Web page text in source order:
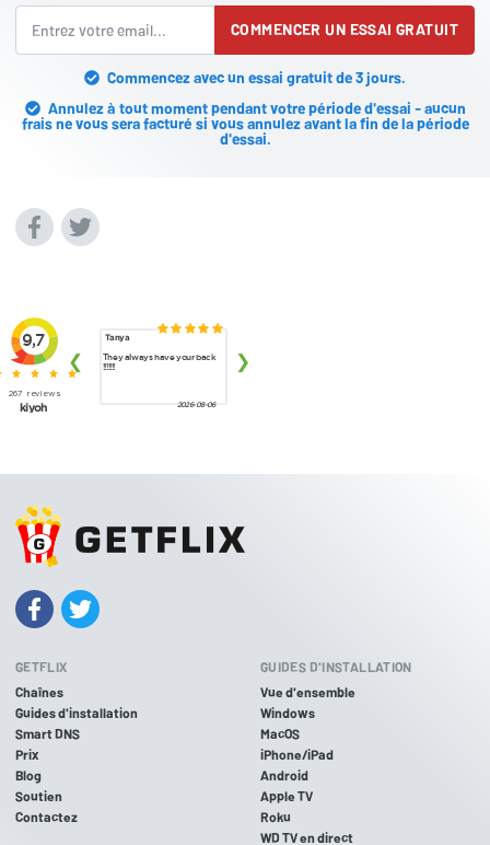
COMMENCER UN ESSAI GRATUIT
Commencez avec un essai gratuit de 3 jours.
Annulez à tout moment pendant votre période d'essai - aucun
frais ne vous sera facturé si vous annulez avant la fin de la période
d'essai.
GETFLIX
Chaînes
Guides d'installation
Smart DNS
Prix
Blog
Soutien
Contactez
GUIDES D'INSTALLATION
Vue d'ensemble
Windows
MacOS
iPhone/iPad
Android
Apple TV
Roku
WD TV en direct